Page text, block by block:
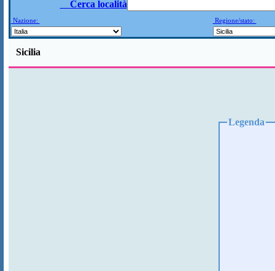
Cerca località
Nazione: Regione/stato:
Sicilia
Legenda